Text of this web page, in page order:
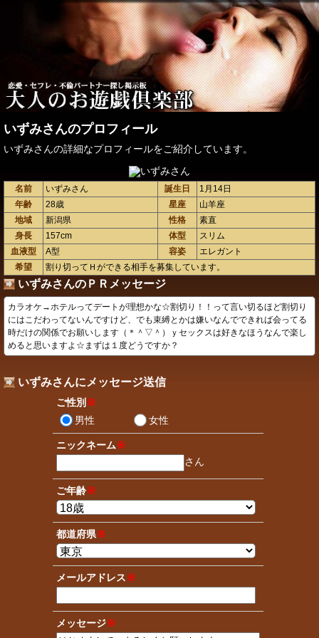
いずみさんのプロフィール
いずみさんの詳細なプロフィールをご紹介しています。
名前 いずみさん 誕生日
1月14日
年齢
28歳 星座
山羊座
地域
新潟県 性格
素直
身長
157cm 体型
スリム
血液型
A型 容姿
エレガント
希望
割り切ってＨができる相手を募集しています。
いずみさんのＰＲメッセージ
カラオケ→ホテルってデートが理想かな☆割切り！！って言い切るほど割切り
にはこだわってないんですけど、でも束縛とかは嫌いなんでできれば会ってる
時だけの関係でお願いします（＊＾▽＾）ｙセックスは好きなほうなんで楽し
めると思いますよ☆まずは１度どうですか？
いずみさんにメッセージ送信